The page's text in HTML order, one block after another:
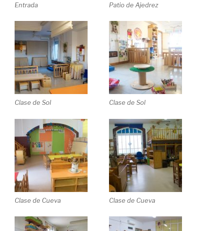
Entrada Patio de Ajedrez
Clase de Sol Clase de Sol
Clase de Cueva Clase de Cueva